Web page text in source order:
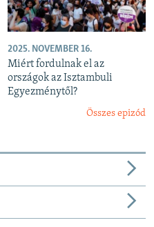
2025. NOVEMBER 16.
Miért fordulnak el az
országok az Isztambuli
Egyezménytől?
Összes epizód